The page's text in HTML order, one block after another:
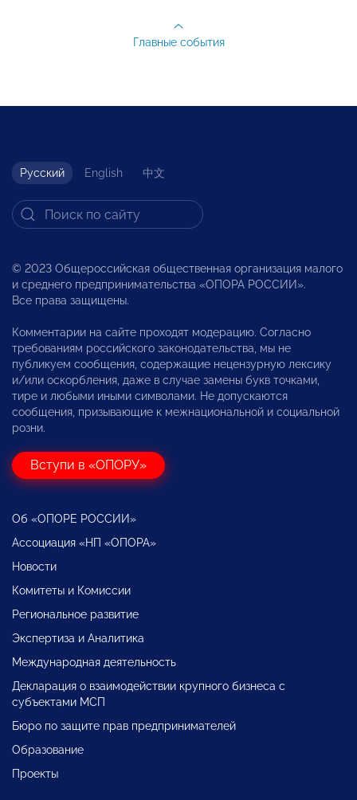
Главные события
Русский English 中文
© 2023 Общероссийская общественная организация малого
и среднего предпринимательства «ОПОРА РОССИИ».
Все права защищены.
Комментарии на сайте проходят модерацию. Согласно
требованиям российского законодательства, мы не
публикуем сообщения, содержащие нецензурную лексику
и/или оскорбления, даже в случае замены букв точками,
тире и любыми иными символами. Не допускаются
сообщения, призывающие к межнациональной и социальной
розни.
Вступи в «ОПОРУ»
Об «ОПОРЕ РОССИИ»
Ассоциация «НП «ОПОРА»
Новости
Комитеты и Комиссии
Региональное развитие
Экспертиза и Аналитика
Международная деятельность
Декларация о взаимодействии крупного бизнеса с
субъектами МСП
Бюро по защите прав предпринимателей
Образование
Проекты